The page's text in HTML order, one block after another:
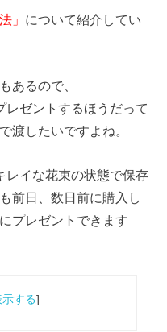
」 について紹介してい
あるので、
レゼントするほうだって
渡したいですよね。
レイな花束の状態で保存
前日、数日前に購入し
プレゼントできます
示する]